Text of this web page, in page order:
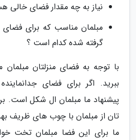
نیاز به چه مقدار فضای
مبلمان مناسب که برای فضای
گرفته شده کدام است ؟
با توجه به فضای منزلتان مبلمان
ببرید. اگر برای فضای
پیشنهاد ما مبلمان ال شکل است.
تان از مبلمان با چوب های ظریف
ما برای این فضا مبلمان تخت